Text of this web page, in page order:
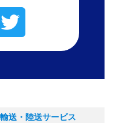
送・陸送サービス